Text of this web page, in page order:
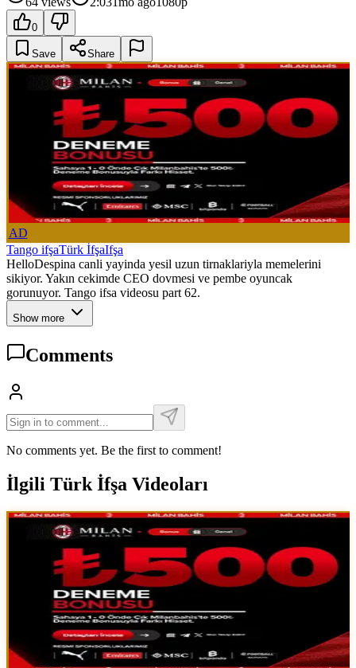
0
Save Share
AD
Tango ifşaTürk İfşaIfşa
HelloDespina canli yayinda yesil uzun tirnaklariyla memelerini
sikiyor. Yakın cekimde CEO dovmesi ve pembe oyuncak
gorunuyor. Tango ifsa videosu part 62.
Show more
Comments
No comments yet. Be the first to comment!
İlgili Türk İfşa Videoları